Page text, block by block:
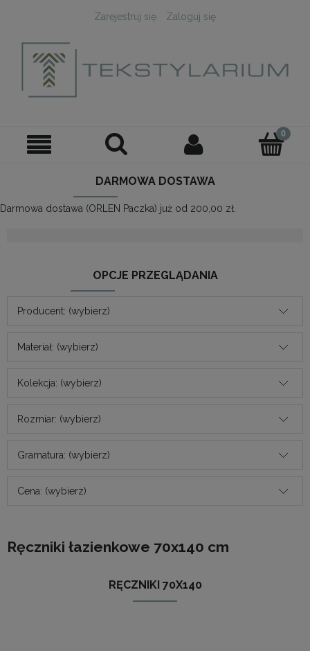
Zarejestruj się Zaloguj się
DARMOWA DOSTAWA
Darmowa dostawa (ORLEN Paczka) już od 200,00 zł.
OPCJE PRZEGLĄDANIA
Producent: (wybierz)
Materiał: (wybierz)
Kolekcja: (wybierz)
Rozmiar: (wybierz)
Gramatura: (wybierz)
Cena: (wybierz)
Ręczniki łazienkowe 70x140 cm
RĘCZNIKI 70X140